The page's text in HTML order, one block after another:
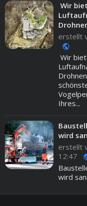
Wir
erstellt
public
Wir
Ihres...
wird
erstellt
12:47
wird